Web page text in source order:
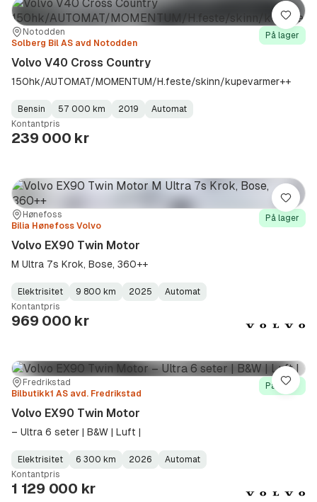
Sted:Notodden
Forhandler:
Solberg Bil AS avd Notodden
På lager
Volvo V40 Cross Country
150hk/AUTOMAT/MOMENTUM/H.feste/skinn/kupevarmer++
Fuel
Type:
Bensin
Kilometerstand :
57 000 km
Model
Year:
2019
Gearbox
Type:
Automat
Kontantpris
239 000 kr
Lagre
Sted:Hønefoss
Forhandler:
Bilia Hønefoss Volvo
På lager
Volvo EX90 Twin Motor
M Ultra 7s Krok, Bose, 360++
Fuel
Type:
Elektrisitet
Kilometerstand:
9 800 km
Model
Year:
2025
Gearbox
Type:
Automat
Kontantpris
969 000 kr
Lagre
Sted:Fredrikstad
Forhandler:
Bilbutikk1 AS avd. Fredrikstad
På lager
Volvo EX90 Twin Motor
– Ultra 6 seter | B&W | Luft |
Fuel
Type:
Elektrisitet
Kilometerstand:
6 300 km
Model
Year:
2026
Gearbox
Type:
Automat
Kontantpris
1 129 000 kr
Lagre